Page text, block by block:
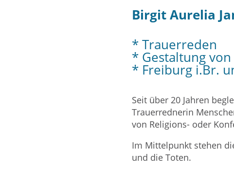
Birgit Aurelia
* Trauerreden
* Gestaltung
* Freiburg i.Br.
Seit über 20 Jahren
Trauerrednerin
von Religions- oder
Im Mittelpunkt stehen
und die Toten.